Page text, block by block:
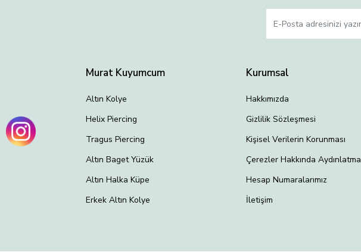
Murat Kuyumcum
Altın Kolye
Helix Piercing
Tragus Piercing
Altın Baget Yüzük
Altın Halka Küpe
Erkek Altın Kolye
Kurumsal
Hakkımızda
Gizlilik Sözleşmesi
Kişisel Verilerin Korunması
Çerezler Hakkında Aydınlatma
Hesap Numaralarımız
İletişim